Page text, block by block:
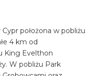
położona w pobliżu
4 km od
King Evelthon
W pobliżu Park